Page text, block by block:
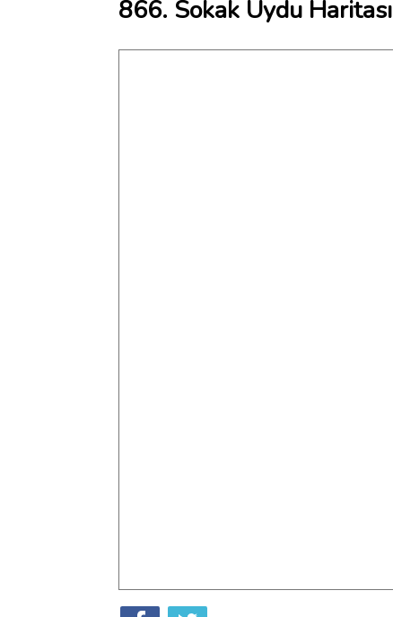
866. Sokak Uydu Haritası